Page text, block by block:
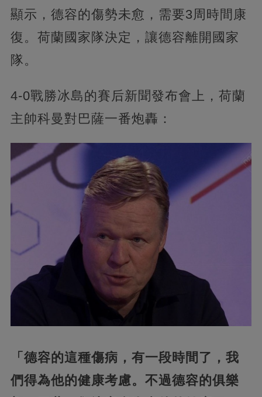
顯示，德容的傷勢未愈，需要3周時間康
復。荷蘭國家隊決定，讓德容離開國家
隊。
4-0戰勝冰島的賽后新聞發布會上，荷蘭
主帥科曼對巴薩一番炮轟：
「德容的這種傷病，有一段時間了，我
們得為他的健康考慮。不過德容的俱樂